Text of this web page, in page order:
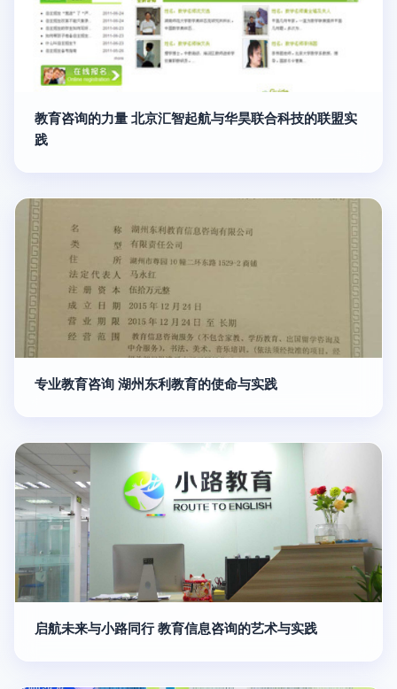
教育咨询的力量 北京汇智起航与华昊联合科技的联盟实
践
专业教育咨询 湖州东利教育的使命与实践
启航未来与小路同行 教育信息咨询的艺术与实践